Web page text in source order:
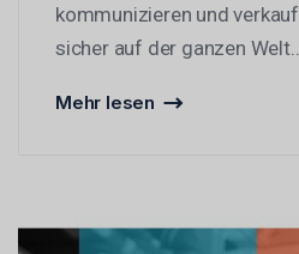
kommunizieren und
sicher auf der ganzen Welt....
Mehr lesen